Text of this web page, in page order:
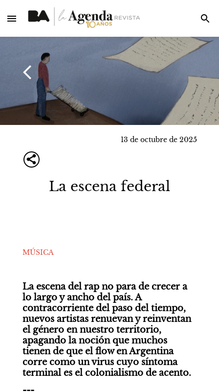
13 de octubre de 2025
La escena federal
MÚSICA
La escena del rap no para de crecer a
lo largo y ancho del país. A
contracorriente del paso del tiempo,
nuevos artistas renuevan y reinventan
el género en nuestro territorio,
apagando la noción que muchos
tienen de que el flow en Argentina
corre como un virus cuyo síntoma
terminal es el colonialismo de acento.